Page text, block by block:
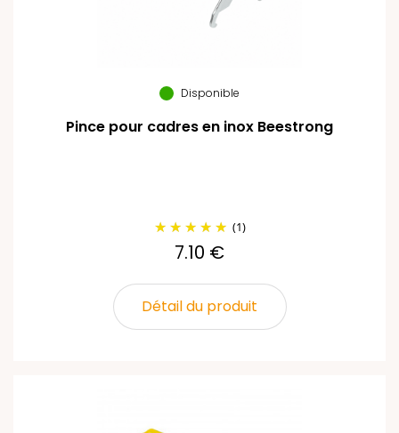
Disponible
Pince pour cadres en inox Beestrong
(1)
7.10 €
Détail du produit